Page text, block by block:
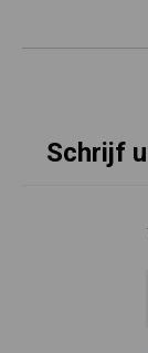
Schrijf